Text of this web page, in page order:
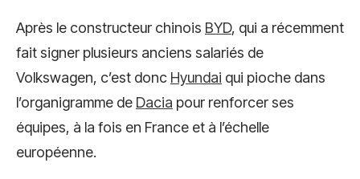
Après le constructeur chinois BYD, qui a récemment
fait signer plusieurs anciens salariés de
Volkswagen, c’est donc Hyundai qui pioche dans
l’organigramme de Dacia pour renforcer ses
équipes, à la fois en France et à l’échelle
européenne.